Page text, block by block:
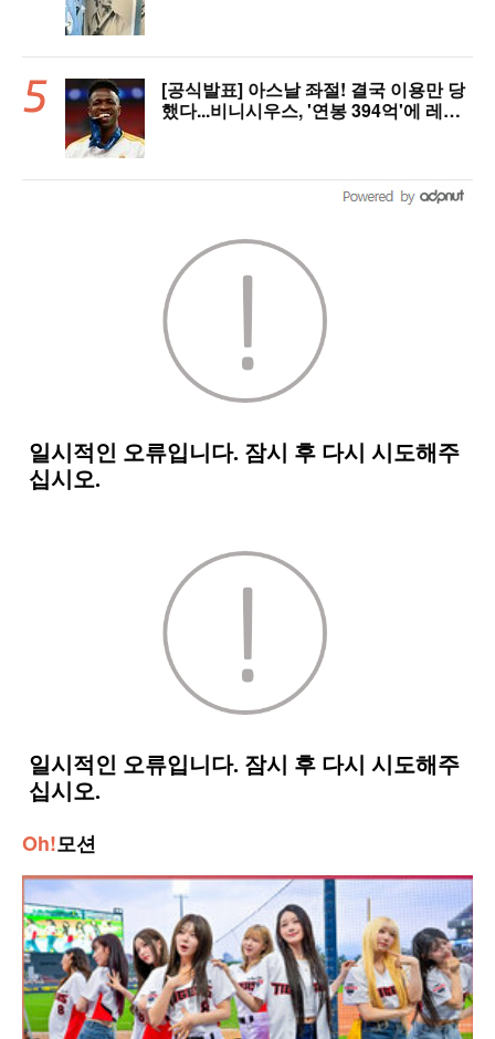
[공식발표] 아스날 좌절! 결국 이용만 당
했다...비니시우스, '연봉 394억'에 레알
Oh!모션